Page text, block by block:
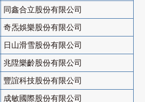
同鑫合立股份有限公司
奇炁娛樂股份有限公司
日山滑雪股份有限公司
兆陞樂齡股份有限公司
豐誼科技股份有限公司
成敏國際股份有限公司